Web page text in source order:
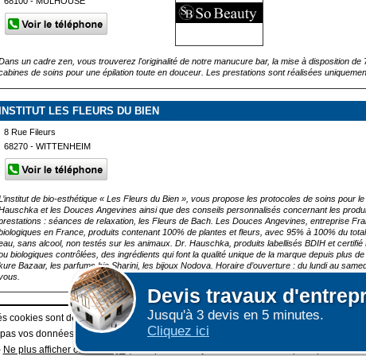
Devis travaux
Jusqu'à 3 devis en 5 minutes.
Cliquez ici
un cadre zen, vous trouverez l'originalité de notre manucure bar, la mise à disposition
de soins pour une épilation toute en douceur. Les prestations sont réalisées
LES FLEURS DU BIEN
8 Rue Fileurs
68270 - WITTENHEIM
de bio-esthétique « Les Fleurs du Bien », vous propose les protocoles de soins pour
et les Douces Angevines ainsi que des conseils personnalisés concernant les
: séances de relaxation, les Fleurs de Bach. Les Douces Angevines, entreprise
en France, produits contenant 100% de plantes et fleurs, avec 95% à 100% du
sans alcool, non testés sur les animaux. Dr. Hauschka, produits labellisés BDIH et
biologiques contrôlées, des ingrédients qui font la qualité unique de la marque depuis plus
Bazaar, les parfums bio Sharini, les bijoux Nodova. Horaire d’ouverture : du lundi au
Afficher plus de prestataires dans un rayon de 50km
GRAND PUBLIC : information des utilisateurs|ESPACE PRO : Créer une
cookies sont déposés sur votre terminal. Ces cookies sont utilisés pour la
vos données personnelles au travers des cookies à des fins publicitaires ni pour
Ne plus afficher ce message(vous pouvez toujours consulter notre politique de